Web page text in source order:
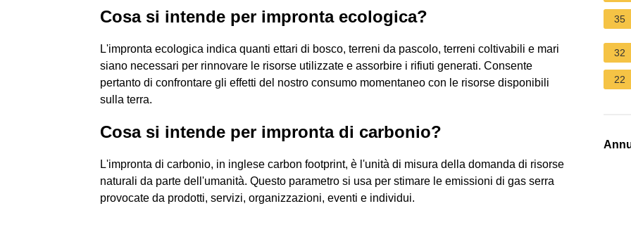
Cosa si intende per impronta ecologica?
L'impronta ecologica indica quanti ettari di bosco, terreni da pascolo, terreni coltivabili e mari
siano necessari per rinnovare le risorse utilizzate e assorbire i rifiuti generati. Consente
pertanto di confrontare gli effetti del nostro consumo momentaneo con le risorse disponibili
sulla terra.
Cosa si intende per impronta di carbonio?
L'impronta di carbonio, in inglese carbon footprint, è l'unità di misura della domanda di risorse
naturali da parte dell'umanità. Questo parametro si usa per stimare le emissioni di gas serra
provocate da prodotti, servizi, organizzazioni, eventi e individui.
35
32
22